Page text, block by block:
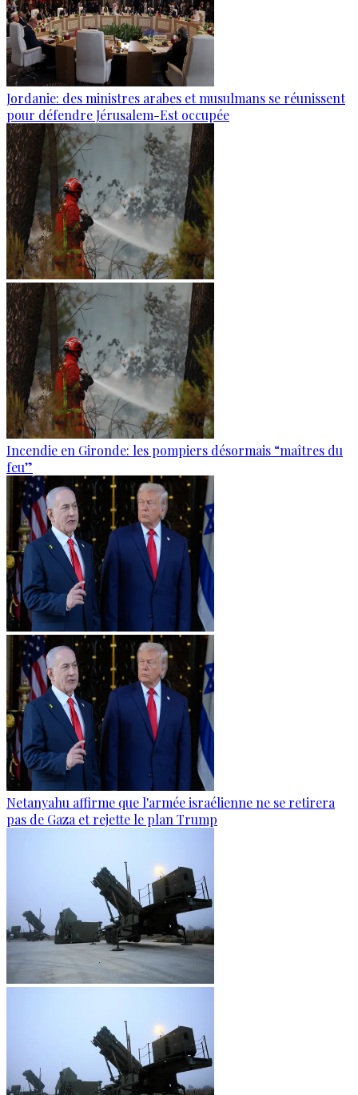
Jordanie: des ministres arabes et musulmans se réunissent
pour défendre Jérusalem-Est occupée
Incendie en Gironde: les pompiers désormais “maîtres du
feu”
Netanyahu affirme que l'armée israélienne ne se retirera
pas de Gaza et rejette le plan Trump